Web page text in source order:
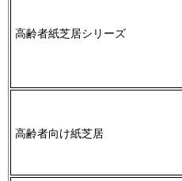
高齢者紙芝居シリーズ
高齢者向け紙芝居